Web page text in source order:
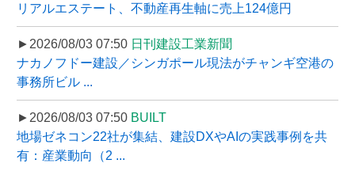
リアルエステート、不動産再生軸に売上124億円
►2026/08/03 07:50 日刊建設工業新聞
ナカノフドー建設／シンガポール現法がチャンギ空港の
事務所ビル ...
►2026/08/03 07:50 BUILT
地場ゼネコン22社が集結、建設DXやAIの実践事例を共
有：産業動向（2 ...